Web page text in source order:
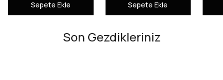
Sepete Ekle Sepete Ekle
Son Gezdikleriniz